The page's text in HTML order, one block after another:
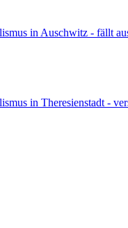
in Auschwitz - fällt
in Theresienstadt -